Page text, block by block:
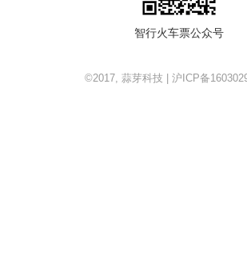
智行火车票公众号
©2017, 蒜芽科技 | 沪ICP备